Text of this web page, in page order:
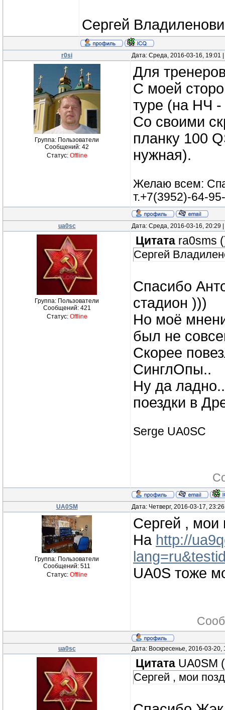
Сергей
r0si Дата: Среда, 2016-03-16,
Группа: Пользователи
Сообщений: 42
Статус: Offline
Для
С моей
туре (на НЧ -
Со своими
планку 100
нужная).
Желаю всем:
т.+7(3952)-64-
ua0sc Дата: Среда, 2016-03-16,
Группа: Пользователи
Сообщений: 421
Статус: Offline
Цитата ra0sms (
Сергей
Спасибо
стадион )))
Но моё
был не
Скорее
СинглОпы..
Ну да
поездки в
Serge UA0SC
UA0SM Дата: Четверг, 2016-03-17,
Группа: Пользователи
Сообщений: 511
Статус: Offline
Сергей , мои
На http://
UA0S тоже
ua0sc Дата: Воскресенье, 2016-03-
Цитата UA0SM (
Сергей , мои